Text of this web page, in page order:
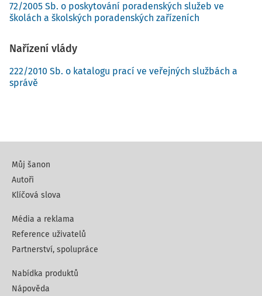
72/2005 Sb. o poskytování poradenských služeb ve
školách a školských poradenských zařízeních
Nařízení vlády
222/2010 Sb. o katalogu prací ve veřejných službách a
správě
Můj šanon
Autoři
Klíčová slova
Média a reklama
Reference uživatelů
Partnerství, spolupráce
Nabídka produktů
Nápověda